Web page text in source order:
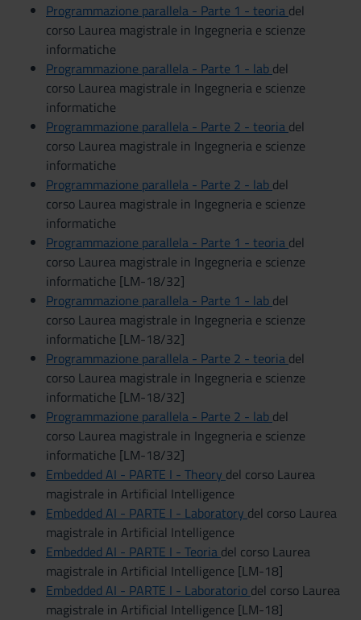
Programmazione parallela - Parte 1 - teoria del
corso Laurea magistrale in Ingegneria e scienze
informatiche
Programmazione parallela - Parte 1 - lab del
corso Laurea magistrale in Ingegneria e scienze
informatiche
Programmazione parallela - Parte 2 - teoria del
corso Laurea magistrale in Ingegneria e scienze
informatiche
Programmazione parallela - Parte 2 - lab del
corso Laurea magistrale in Ingegneria e scienze
informatiche
Programmazione parallela - Parte 1 - teoria del
corso Laurea magistrale in Ingegneria e scienze
informatiche [LM-18/32]
Programmazione parallela - Parte 1 - lab del
corso Laurea magistrale in Ingegneria e scienze
informatiche [LM-18/32]
Programmazione parallela - Parte 2 - teoria del
corso Laurea magistrale in Ingegneria e scienze
informatiche [LM-18/32]
Programmazione parallela - Parte 2 - lab del
corso Laurea magistrale in Ingegneria e scienze
informatiche [LM-18/32]
Embedded AI - PARTE I - Theory del corso Laurea
magistrale in Artificial Intelligence
Embedded AI - PARTE I - Laboratory del corso Laurea
magistrale in Artificial Intelligence
Embedded AI - PARTE I - Teoria del corso Laurea
magistrale in Artificial Intelligence [LM-18]
Embedded AI - PARTE I - Laboratorio del corso Laurea
magistrale in Artificial Intelligence [LM-18]